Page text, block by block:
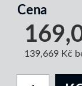
Cena
139,669 Kč